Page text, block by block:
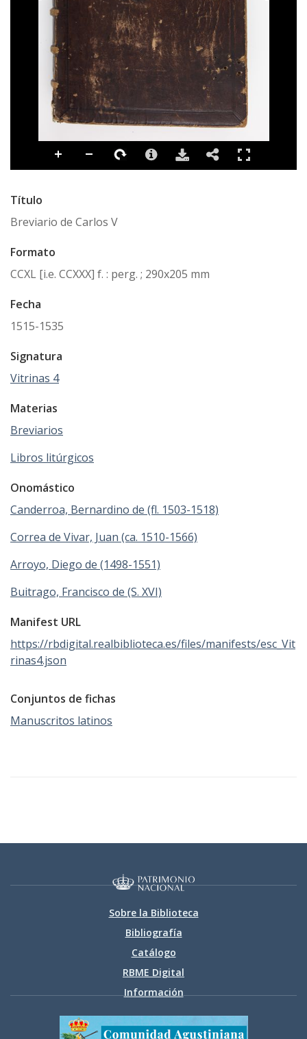
Título
Breviario de Carlos V
Formato
CCXL [i.e. CCXXX] f. : perg. ; 290x205 mm
Fecha
1515-1535
Signatura
Vitrinas 4
Materias
Breviarios
Libros litúrgicos
Onomástico
Canderroa, Bernardino de (fl. 1503-1518)
Correa de Vivar, Juan (ca. 1510-1566)
Arroyo, Diego de (1498-1551)
Buitrago, Francisco de (S. XVI)
Manifest URL
https://rbdigital.realbiblioteca.es/files/manifests/esc_Vit
rinas4.json
Conjuntos de fichas
Manuscritos latinos
Sobre la Biblioteca
Bibliografía
Catálogo
RBME Digital
Información